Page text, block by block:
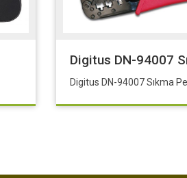
Digitus DN-94007